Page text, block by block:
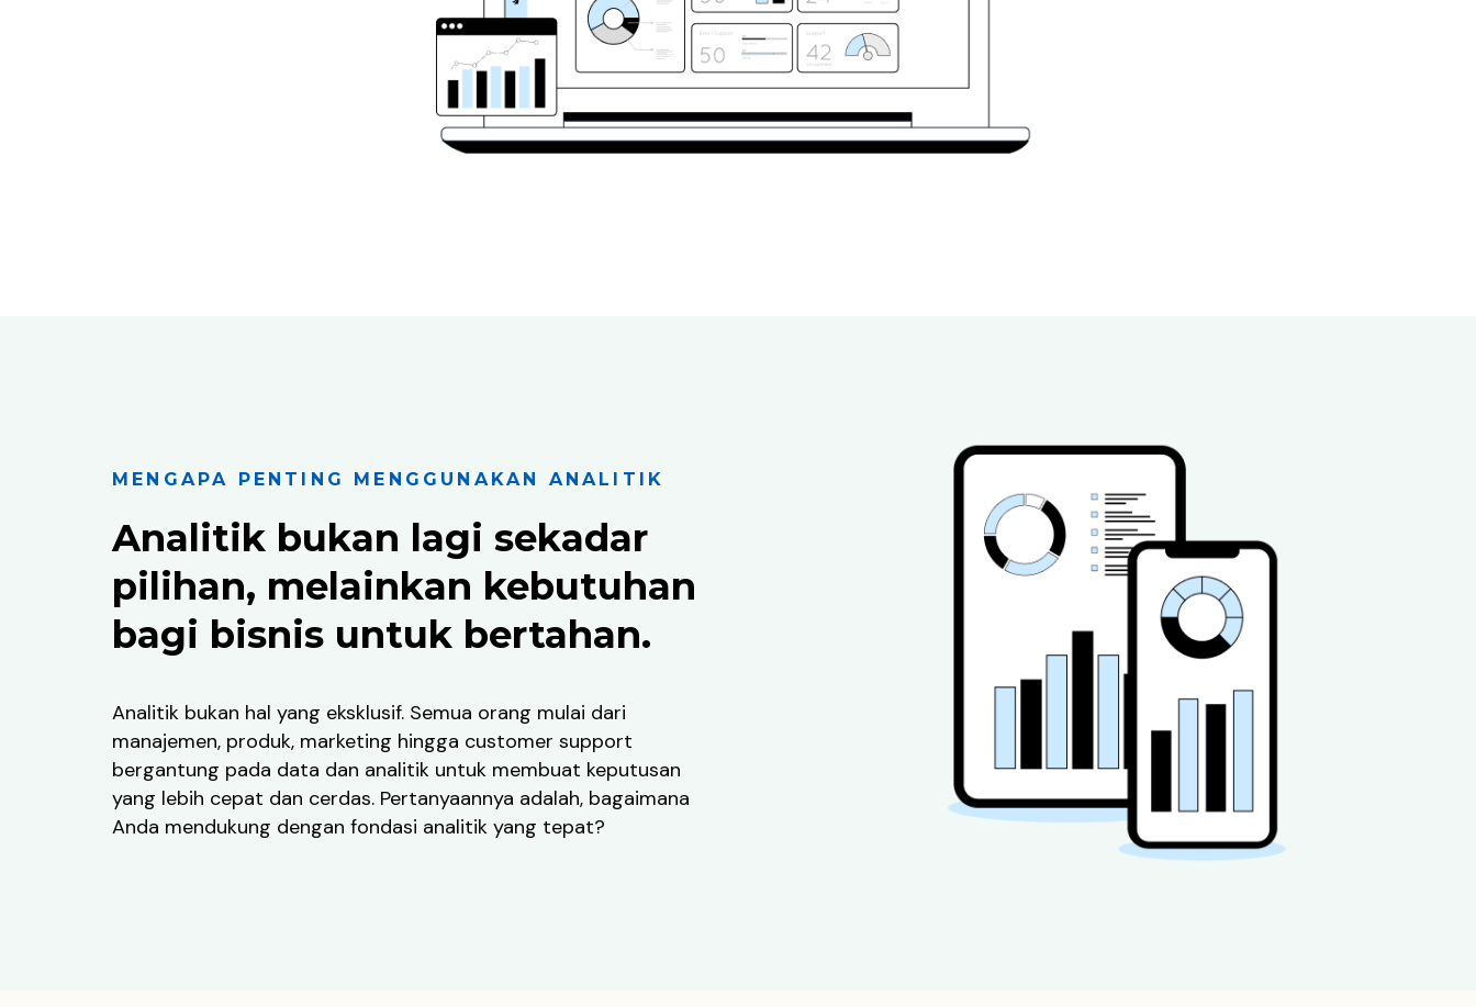
MENGAPA PENTING MENGGUNAKAN ANALITIK
Analitik bukan lagi sekadar
pilihan, melainkan kebutuhan
bagi bisnis untuk bertahan.
Analitik bukan hal yang eksklusif. Semua orang mulai dari
manajemen, produk, marketing hingga customer support
bergantung pada data dan analitik untuk membuat keputusan
yang lebih cepat dan cerdas. Pertanyaannya adalah, bagaimana
Anda mendukung dengan fondasi analitik yang tepat?